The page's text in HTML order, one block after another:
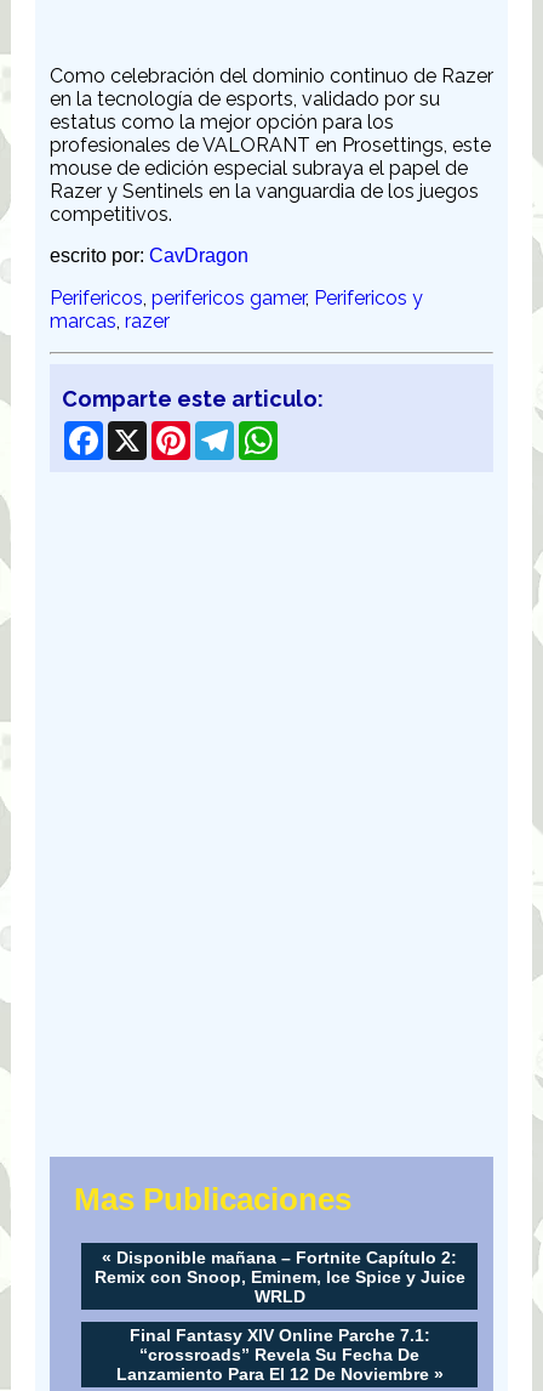
Como celebración del dominio continuo de Razer
en la tecnología de esports, validado por su
estatus como la mejor opción para los
profesionales de VALORANT en Prosettings, este
mouse de edición especial subraya el papel de
Razer y Sentinels en la vanguardia de los juegos
competitivos.
escrito por: CavDragon
Perifericos, perifericos gamer, Perifericos y
marcas, razer
Comparte este articulo:
Facebook
X PinterestTelegramWhatsApp
Mas Publicaciones
« Disponible mañana – Fortnite Capítulo 2:
Remix con Snoop, Eminem, Ice Spice y Juice
WRLD
Final Fantasy XIV Online Parche 7.1:
“crossroads” Revela Su Fecha De
Lanzamiento Para El 12 De Noviembre»